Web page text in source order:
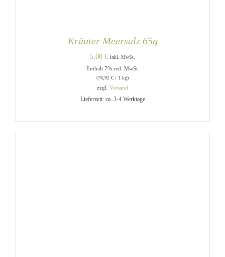
Kräuter Meersalz 65g
5,00 € inkl. MwSt.
Enthält 7% red. MwSt.
(76,92 € / 1 kg)
zzgl. Versand
Lieferzeit: ca. 3-4 Werktage